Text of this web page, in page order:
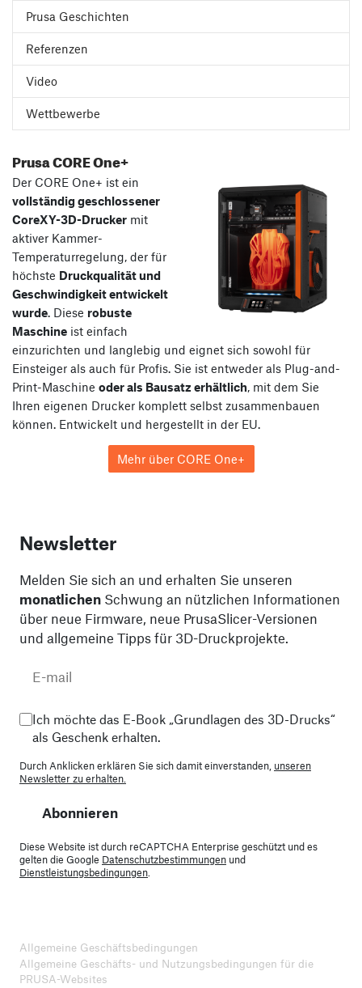
Prusa Geschichten
Referenzen
Video
Wettbewerbe
Prusa CORE One+
Der CORE One+ ist ein
vollständig geschlossener
CoreXY-3D-Drucker mit
aktiver Kammer-
Temperaturregelung, der für
höchste Druckqualität und
Geschwindigkeit entwickelt
wurde. Diese robuste
Maschine ist einfach
einzurichten und langlebig und eignet sich sowohl für
Einsteiger als auch für Profis. Sie ist entweder als Plug-and-
Print-Maschine oder als Bausatz erhältlich, mit dem Sie
Ihren eigenen Drucker komplett selbst zusammenbauen
können. Entwickelt und hergestellt in der EU.
Mehr über CORE One+
Newsletter
Melden Sie sich an und erhalten Sie unseren
monatlichen Schwung an nützlichen Informationen
über neue Firmware, neue PrusaSlicer-Versionen
und allgemeine Tipps für 3D-Druckprojekte.
Ich möchte das E-Book „Grundlagen des 3D-Drucks“
als Geschenk erhalten.
Durch Anklicken erklären Sie sich damit einverstanden, unseren
Newsletter zu erhalten.
Abonnieren
Diese Website ist durch reCAPTCHA Enterprise geschützt und es
gelten die Google Datenschutzbestimmungen und
Dienstleistungsbedingungen
Allgemeine Geschäftsbedingungen
Allgemeine Geschäfts- und Nutzungsbedingungen für die
PRUSA-Websites